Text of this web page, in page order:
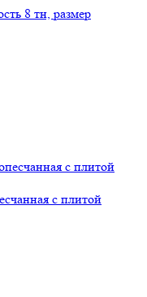
8 тн, размер
с плитой